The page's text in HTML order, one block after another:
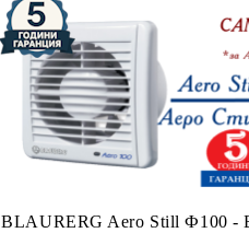
BLAURERG Aero Still Ф100 -